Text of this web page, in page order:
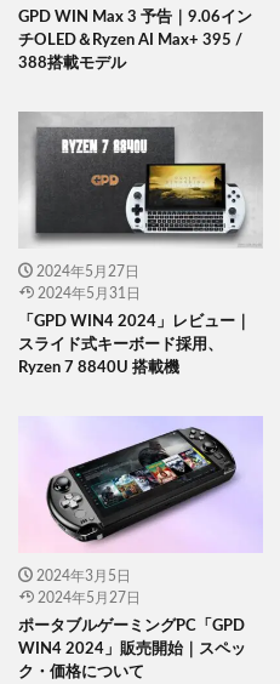
GPD WIN Max 3 予告｜9.06イン
チOLED＆Ryzen AI Max+ 395 /
388搭載モデル
2024年5月27日
2024年5月31日
「GPD WIN4 2024」レビュー｜
スライド式キーボード採用、
Ryzen 7 8840U 搭載機
2024年3月5日
2024年5月27日
ポータブルゲーミングPC「GPD
WIN4 2024」販売開始｜スペッ
ク・価格について